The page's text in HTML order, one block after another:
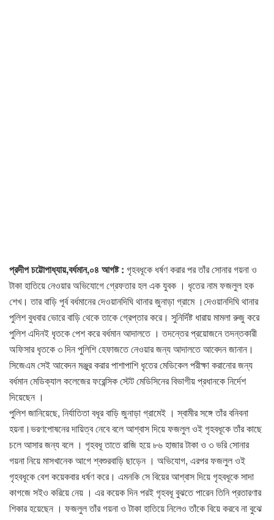
প্রদীপ চট্টোপাধ্যায়,বর্ধমান,০৪ আগষ্ট : গৃহবধূকে ধর্ষণ করার পর তাঁর সোনার গয়না ও
টাকা হাতিয়ে নেওয়ার অভিযোগে গ্রেফতার হল এক যুবক । ধৃতের নাম ফজলুল হক
শেখ। তার বাড়ি পূর্ব বর্ধমানের দেওয়ানদিঘি থানার জুনাড়া গ্রামে ।দেওয়ানদিঘি থানার
পুলিশ বুধবার ভোরে বাড়ি থেকে তাকে গ্রেপ্তার করে। সুনির্দিষ্ট ধারায় মামলা রুজু করে
পুলিশ এদিনই ধৃতকে পেশ করে বর্ধমান আদালতে । তদন্তের প্রয়োজনে তদন্তকারী
অফিসার ধৃতকে ৩ দিন পুলিশি হেফাজতে নেওয়ার জন্য আদালতে আবেদন জানান।
সিজেএম সেই আবেদন মঞ্জুর করার পাশাপাশি ধৃতের মেডিকেল পরীক্ষা করানোর জন্য
বর্ধমান মেডিক্যাল কলেজের ফরেন্সিক স্টেট মেডিসিনের বিভাগীয় প্রধানকে নির্দেশ
দিয়েছেন ।
পুলিশ জানিয়েছে, নির্যাতিতা বধূর বাড়ি জুনাড়া গ্রামেই । স্বামীর সঙ্গে তাঁর বনিবনা
হয়না।ভরণপোষনের দায়িত্ব নেবে বলে আশ্বাস দিয়ে ফজলুল ওই গৃহবধূকে তাঁর কাছে
চলে আসার জন্য বলে । গৃহবধূ তাতে রাজি হয়ে ৮৬ হাজার টাকা ও ৩ ভরি সোনার
গয়না নিয়ে মাসখানেক আগে শ্বশুরবাড়ি ছাড়েন । অভিযোগ, এরপর ফজলুল ওই
গৃহবধূকে বেশ কয়েকবার ধর্ষণ করে। এমনকি সে বিয়ের আশ্বাস দিয়ে গৃহবধূকে সাদা
কাগজে সইও করিয়ে নেয় । এর কয়েক দিন পরই গৃহবধূ বুঝতে পারেন তিনি প্রতারণার
শিকার হয়েছেন । ফজলুল তাঁর গয়না ও টাকা হাতিয়ে নিলেও তাঁকে বিয়ে করবে না বুঝে